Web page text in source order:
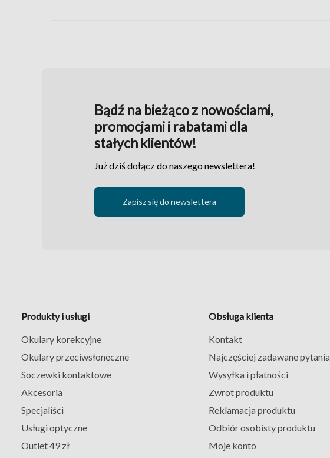
Bądź na bieżąco z nowościami,
promocjami i rabatami dla
stałych klientów!
Już dziś dołącz do naszego newslettera!
Zapisz się do newslettera
Produkty i usługi
Okulary korekcyjne
Okulary przeciwsłoneczne
Soczewki kontaktowe
Akcesoria
Specjaliści
Usługi optyczne
Outlet 49 zł
Obsługa klienta
Kontakt
Najczęściej zadawane pytania
Wysyłka i płatności
Zwrot produktu
Reklamacja produktu
Odbiór osobisty produktu
Moje konto